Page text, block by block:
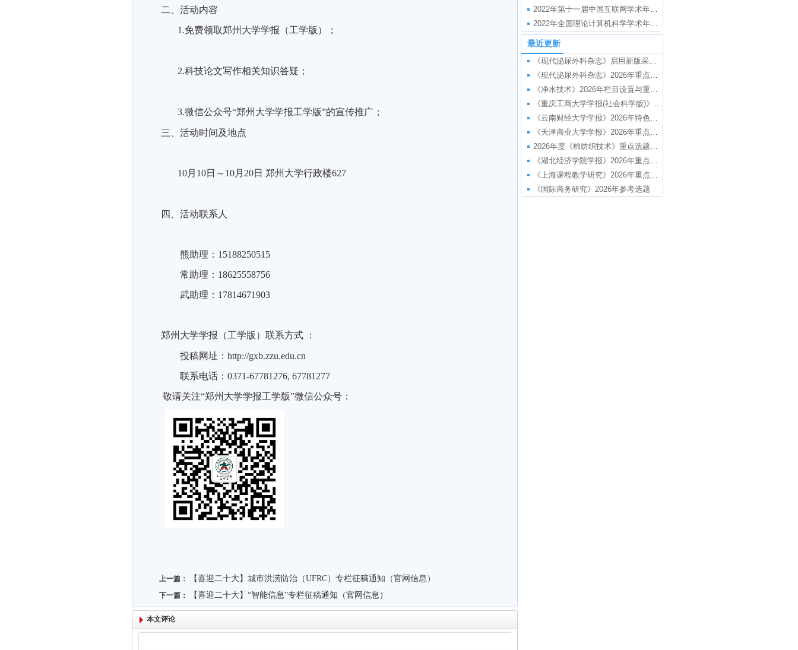
二、活动内容
1.免费领取郑州大学学报（工学版）；
2.科技论文写作相关知识答疑；
3.微信公众号“郑州大学学报工学版”的宣传推广；
三、活动时间及地点
10月 10日～ 10月 20日 郑州大学行政楼627
四、活动联系人
熊助理： 15188250515
常助理： 18625558756
武助理： 17814671903
郑州大学学报（工学版）联系方式 ：
投稿网址： http://gxb.zzu.edu.cn
联系电话： 0371-67781276, 67781277
敬请关注“郑州大学学报工学版”微信公众号：
上一篇： 【喜迎二十大】城市洪涝防治（UFRC）专栏征稿通知（官网信息）
下一篇： 【喜迎二十大】“智能信息”专栏征稿通知（官网信息）
本文评论
2022年第十一届中国互联网学术年会（ICoC）征文通知（官网信息）
2022年全国理论计算机科学学术年会（NCTCS）征文通知（官网信息）
最近更新
《现代泌尿外科杂志》启用新版采编系统通知
《现代泌尿外科杂志》2026年重点选题方向
《净水技术》2026年栏目设置与重点征稿方向
《重庆工商大学学报(社会科学版)》2026年重点栏目及选题方向
《云南财经大学学报》2026年特色栏目征文选题
《天津商业大学学报》2026年重点选题方向
2026年度《棉纺织技术》重点选题征稿启事
《湖北经济学院学报》2026年重点选题
《上海课程教学研究》2026年重点选题
《国际商务研究》2026年参考选题